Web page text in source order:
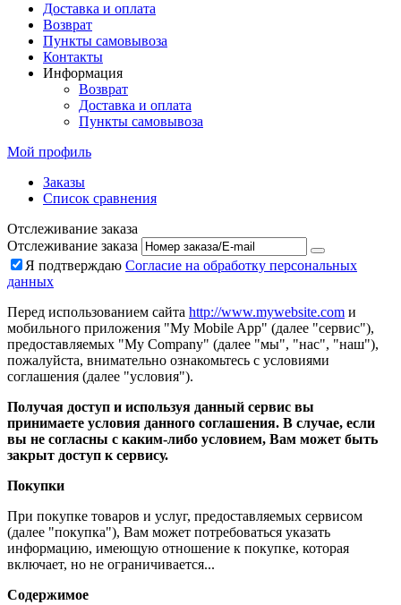
Доставка и оплата
Возврат
Пункты самовывоза
Контакты
Информация
Возврат
Доставка и оплата
Пункты самовывоза
Мой профиль
Заказы
Список сравнения
Отслеживание заказа
Отслеживание заказа
Я подтверждаю Согласие на обработку персональных
данных
Перед использованием сайта http://www.mywebsite.com и
мобильного приложения "My Mobile App" (далее "сервис"),
предоставляемых "My Company" (далее "мы", "нас", "наш"),
пожалуйста, внимательно ознакомьтесь с условиями
соглашения (далее "условия").
Получая доступ и используя данный сервис вы
принимаете условия данного соглашения. В случае, если
вы не согласны с каким-либо условием, Вам может быть
закрыт доступ к сервису.
Покупки
При покупке товаров и услуг, предоставляемых сервисом
(далее "покупка"), Вам может потребоваться указать
информацию, имеющую отношение к покупке, которая
включает, но не ограничивается...
Содержимое